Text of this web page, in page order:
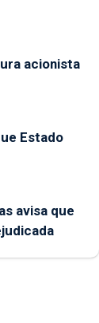
acionista
Estado
avisa que